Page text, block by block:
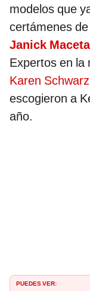
modelos que
certámenes
Janick Maceta
Expertos en la
Karen Schwarz
escogieron a
año.
PUEDES VER: